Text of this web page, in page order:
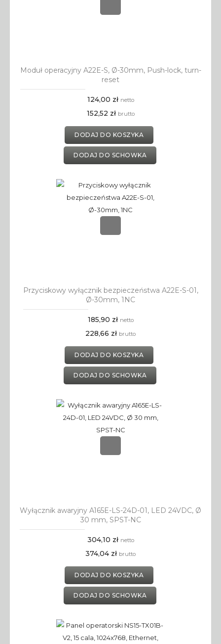
Moduł operacyjny A22E-S, Ø-30mm, Push-lock, turn-
reset
124,00 zł netto
152,52 zł brutto
DODAJ DO KOSZYKA
DODAJ DO SCHOWKA
Przyciskowy wyłącznik bezpieczeństwa A22E-S-01,
Ø-30mm, 1NC
185,90 zł netto
228,66 zł brutto
DODAJ DO KOSZYKA
DODAJ DO SCHOWKA
Wyłącznik awaryjny A165E-LS-24D-01, LED 24VDC, Ø
30 mm, SPST-NC
304,10 zł netto
374,04 zł brutto
DODAJ DO KOSZYKA
DODAJ DO SCHOWKA